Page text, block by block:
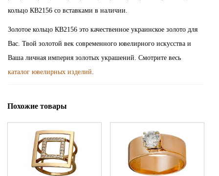
кольцо КВ2156 со вставками в наличии.
Золотое кольцо КВ2156 это качественное украинское золото для
Вас. Твой золотой век современного ювелирного искусства и
Ваша личная империя золотых украшений. Смотрите весь
каталог ювелирных изделий
Похожие товары